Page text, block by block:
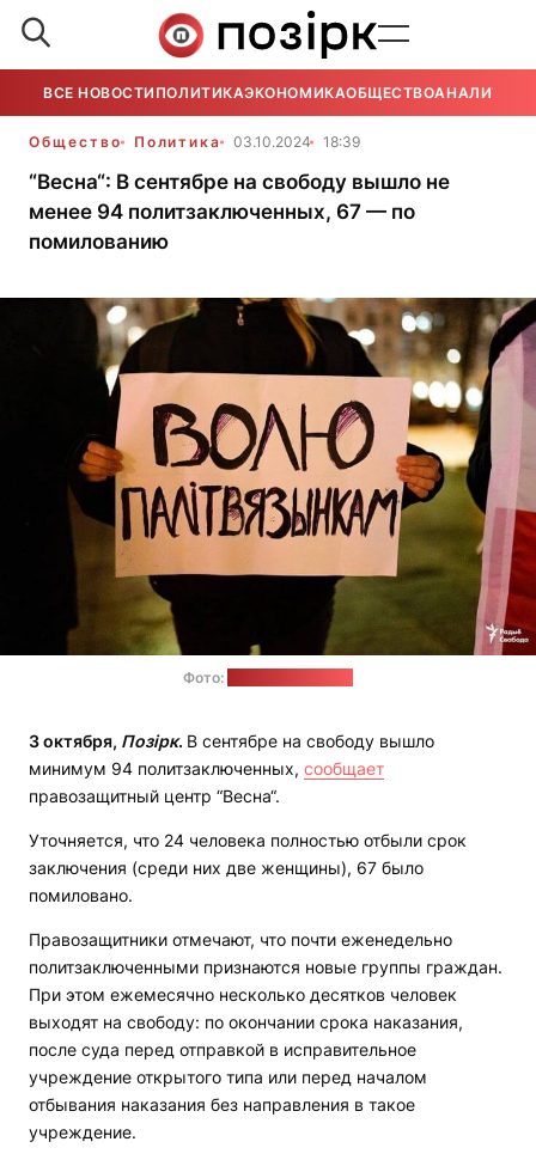
ВСЕ НОВОСТИ ПОЛИТИКАЭКОНОМИКАОБЩЕСТВОАНАЛИТИКА
Общество Политика 03.10.2024 18:39
“Весна“: В сентябре на свободу вышло не
менее 94 политзаключенных, 67 — по
помилованию
Фото:
3 октября, Позірк. В сентябре на свободу вышло
минимум 94 политзаключенных, сообщает
правозащитный центр “Весна“.
Уточняется, что 24 человека полностью отбыли срок
заключения (среди них две женщины), 67 было
помиловано.
Правозащитники отмечают, что почти еженедельно
политзаключенными признаются новые группы граждан.
При этом ежемесячно несколько десятков человек
выходят на свободу: по окончании срока наказания,
после суда перед отправкой в ​​исправительное
учреждение открытого типа или перед началом
отбывания наказания без направления в такое
учреждение.